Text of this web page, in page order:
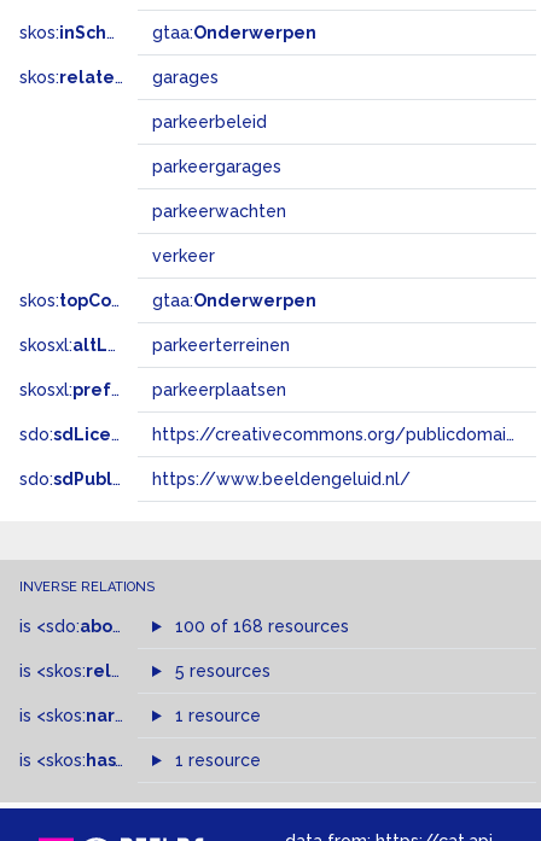
skos:inScheme gtaa:Onderwerpen
skos:related garages
parkeerbeleid
parkeergarages
parkeerwachten
verkeer
skos:topConceptOf gtaa:Onderwerpen
skosxl:altLabel parkeerterreinen
skosxl:prefLabel parkeerplaatsen
sdo:sdLicense https://creativecommons.org/publicdomain/zero/1.0/
sdo:sdPublisher https://www.beeldengeluid.nl/
INVERSE RELATIONS
is <sdo:about of 100 of 168 resources
is <skos:related > of
5 resources
is <skos:narrowMatch >of
1 resource
is <skos: hasTopConcept >of
1 resource